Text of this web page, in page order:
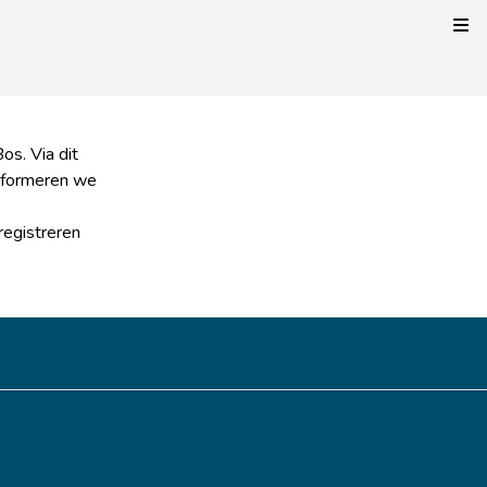
Via dit
we